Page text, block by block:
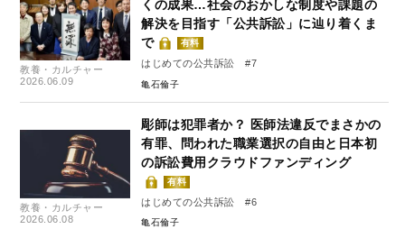
教養・カルチャー
2026.06.09
くの成果…社会のおかしな制度や課題の
解決を目指す「公共訴訟」に辿り着くま
で
有料
はじめての公共訴訟 #7
亀石倫子
教養・カルチャー
2026.06.08
彫師は犯罪者か？ 医師法違反でまさかの
有罪、問われた職業選択の自由と日本初
の訴訟費用クラウドファンディング
有料
はじめての公共訴訟 #6
亀石倫子